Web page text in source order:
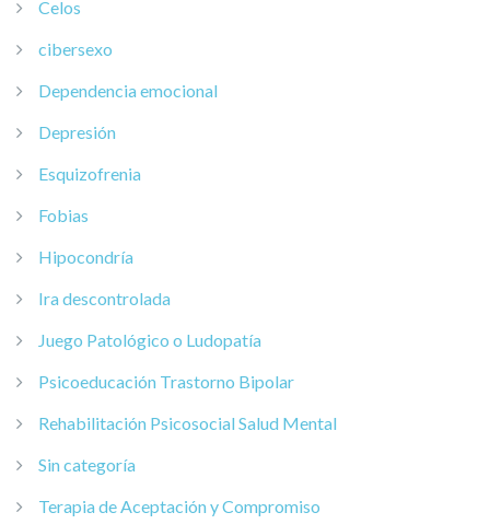
Celos
cibersexo
Dependencia emocional
Depresión
Esquizofrenia
Fobias
Hipocondría
Ira descontrolada
Juego Patológico o Ludopatía
Psicoeducación Trastorno Bipolar
Rehabilitación Psicosocial Salud Mental
Sin categoría
Terapia de Aceptación y Compromiso